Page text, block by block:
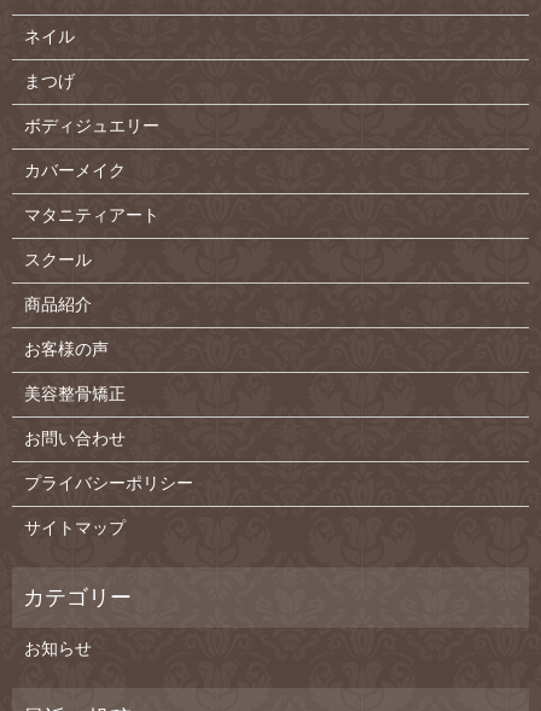
ネイル
まつげ
ボディジュエリー
カバーメイク
マタニティアート
スクール
商品紹介
お客様の声
美容整骨矯正
お問い合わせ
プライバシーポリシー
サイトマップ
お知らせ